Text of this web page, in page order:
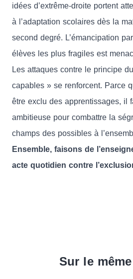
idées d’extrême-droite portent
à l’adaptation scolaires dès la
second degré. L’émancipation
élèves les plus fragiles est
Les attaques contre le principe
capables » se renforcent. Parce
être exclu des apprentissages, il
ambitieuse pour combattre la
champs des possibles à
Ensemble, faisons de
acte quotidien contre
Sur le